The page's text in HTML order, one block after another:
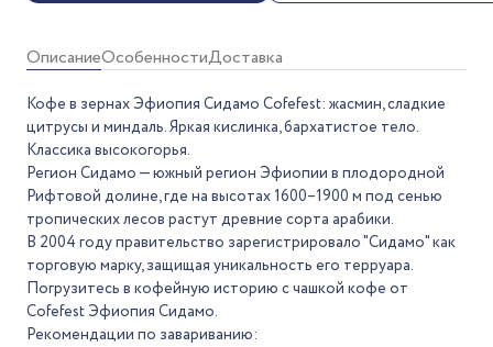
ОписаниеОсобенностиДоставка
Кофе в зернах Эфиопия Сидамо Cofefest: жасмин, сладкие
цитрусы и миндаль. Яркая кислинка, бархатистое тело.
Классика высокогорья.
Регион Сидамо — южный регион Эфиопии в плодородной
Рифтовой долине, где на высотах 1600–1900 м под сенью
тропических лесов растут древние сорта арабики.
В 2004 году правительство зарегистрировало "Сидамо" как
торговую марку, защищая уникальность его терруара.
Погрузитесь в кофейную историю с чашкой кофе от
Cofefest Эфиопия Сидамо.
Рекомендации по завариванию: